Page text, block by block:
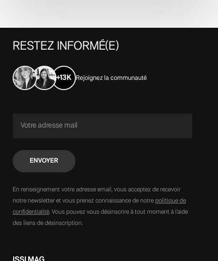
RESTEZ INFORMÉ(E)
+13K Rejoignez la communauté
En renseignement votre adresse email, vous acceptez de recevoir
notre newsletter et vous prenez connaissance de notre politique de
confidentialité. Vous pouvez vous désinscrire à tout moment à l’aide
des liens de désinscription.